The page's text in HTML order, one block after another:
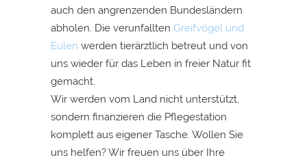
auch den angrenzenden Bundesländern
abholen. Die verunfallten Greifvögel und
Eulen werden tierärztlich betreut und von
uns wieder für das Leben in freier Natur fit
gemacht.
Wir werden vom Land nicht unterstützt,
sondern finanzieren die Pflegestation
komplett aus eigener Tasche. Wollen Sie
uns helfen? Wir freuen uns über Ihre